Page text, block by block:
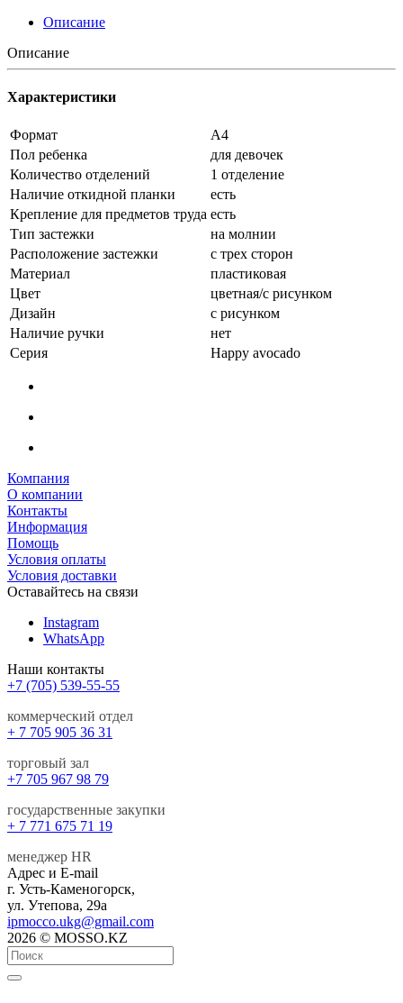
Описание
Описание
Характеристики
Формат
А4
Пол ребенка
для девочек
Количество отделений
1 отделение
Наличие откидной планки
есть
Крепление для предметов труда есть
Тип застежки
на молнии
Расположение застежки
с трех сторон
Материал
пластиковая
Цвет
цветная/с рисунком
Дизайн
с рисунком
Наличие ручки
нет
Серия
Happy avocado
Компания
О компании
Контакты
Информация
Помощь
Условия оплаты
Условия доставки
Оставайтесь на связи
Instagram
WhatsApp
Наши контакты
+7 (705) 539-55-55
коммерческий отдел
+ 7 705 905 36 31
торговый зал
+7 705 967 98 79
государственные закупки
+ 7 771 675 71 19
менеджер HR
Адрес и E-mail
г. Усть-Каменогорск,
ул. Утепова, 29а
ipmocco.ukg@gmail.com
2026 © MOSSO.KZ